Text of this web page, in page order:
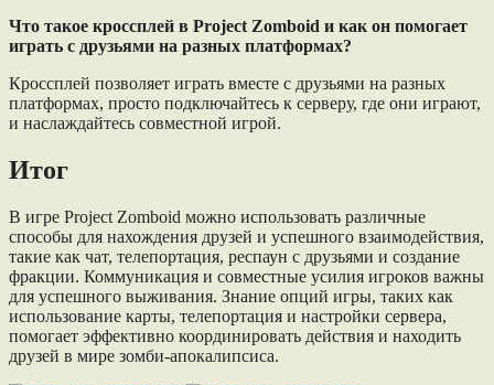
Что такое кроссплей в Project Zomboid и как он помогает
играть с друзьями на разных платформах?
Кроссплей позволяет играть вместе с друзьями на разных
платформах, просто подключайтесь к серверу, где они играют,
и наслаждайтесь совместной игрой.
Итог
В игре Project Zomboid можно использовать различные
способы для нахождения друзей и успешного взаимодействия,
такие как чат, телепортация, респаун с друзьями и создание
фракции. Коммуникация и совместные усилия игроков важны
для успешного выживания. Знание опций игры, таких как
использование карты, телепортация и настройки сервера,
помогает эффективно координировать действия и находить
друзей в мире зомби-апокалипсиса.